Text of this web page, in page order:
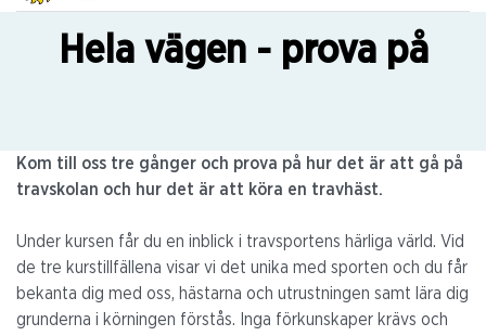
Hela vägen - prova på
Kom till oss tre gånger och prova på hur det är att gå på
travskolan och hur det är att köra en travhäst.
Under kursen får du en inblick i travsportens härliga värld. Vid
de tre kurstillfällena visar vi det unika med sporten och du får
bekanta dig med oss, hästarna och utrustningen samt lära dig
grunderna i körningen förstås. Inga förkunskaper krävs och